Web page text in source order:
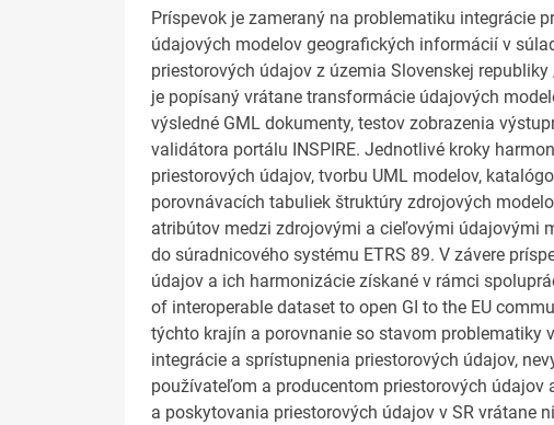
Príspevok je zameraný na problematiku integrácie
údajových modelov geografických informácií v
priestorových údajov z územia Slovenskej
je popísaný vrátane transformácie údajových
výsledné GML dokumenty, testov zobrazenia
validátora portálu INSPIRE. Jednotlivé kroky
priestorových údajov, tvorbu UML modelov,
porovnávacích tabuliek štruktúry zdrojových
atribútov medzi zdrojovými a cieľovými údajovými
do súradnicového systému ETRS 89. V závere
údajov a ich harmonizácie získané v rámci
of interoperable dataset to open GI to the EU
týchto krajín a porovnanie so stavom problematiky
integrácie a sprístupnenia priestorových údajov,
používateľom a producentom priestorových údajov
a poskytovania priestorových údajov v SR vrátane